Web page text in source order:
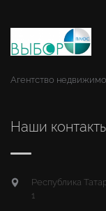
Агентство
Наши
Республика
1